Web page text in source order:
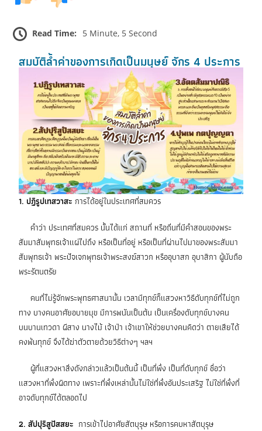
Read Time: 5 Minute, 5 Second
สมบัติล้ำค่าของการเกิดเป็นมนุษย์ จักร 4 ประการ
1. ปฏิรูปเทสวาสะการได้อยู่ในประเทศที่สมควร
คำว่า ประเทศที่สมควร นั้นได้แก่ สถานที่ หรือถิ่นที่มีคำสอนของพระ
สัมมาสัมพุทธเจ้าแผ่ไปถึง หรือเป็นที่อยู่ หรือเป็นที่ผ่านไปมาของพระสัมมา
สัมพุทธเจ้า พระปัจเจกพุทธเจ้าพระสงฆ์สาวก หรืออุบาสก อุบาสิกา ผู้นับถือ
พระรัตนตรัย
คนที่ไม่รู้จักพระพุทธศาสนานั้น เวลามีทุกข์ก็แสวงหาวิธีดับทุกข์ที่ไม่ถูก
ทาง บางคนอาศัยอบายมุข มีการพนันเป็นต้น เป็นเครื่องดับทุกข์บางคน
บนบานเทวดา ผีสาง นางไม้ เจ้าป่า เจ้าเขาให้ช่วยบางคนคิดว่า ตายเสียได้
คงพ้นทุกข์ จึงได้ฆ่าตัวตายด้วยวิธีต่างๆ ฯลฯ
ผู้ที่แสวงหาสิ่งดังกล่าวแล้วเป็นต้นนี้ เป็นที่พึ่ง เป็นที่ดับทุกข์ ชื่อว่า
แสวงหาที่พึ่งผิดทาง เพราะที่พึ่งเหล่านั้นไม่ใช่ที่พึ่งอันประเสริฐ ไม่ใช่ที่พึ่งที่
อาจดับทุกข์ได้ตลอดไป
2. สัปปุริสูปัสสยะ การเข้าไปอาศัยสัตบุรุษ หรือการคบหาสัตบุรุษ